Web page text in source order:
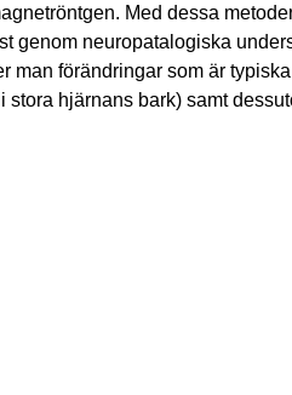
Med dessa
genom neuropatalogiska
man förändringar som är
stora hjärnans bark) samt